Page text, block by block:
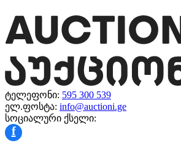
ტელეფონი: 595 300 539
ელ.ფოსტა: info@auctioni.ge
სოციალური ქსელი:
f